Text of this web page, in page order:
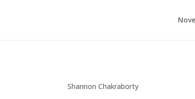
Shannon Chakraborty